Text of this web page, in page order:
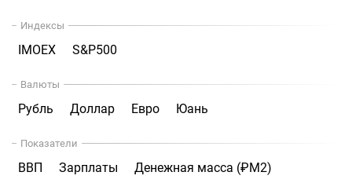
Индексы
IMOEX S&P500
Валюты
Рубль Доллар Евро Юань
Показатели
ВВП Зарплаты
Денежная масса (₽М2)